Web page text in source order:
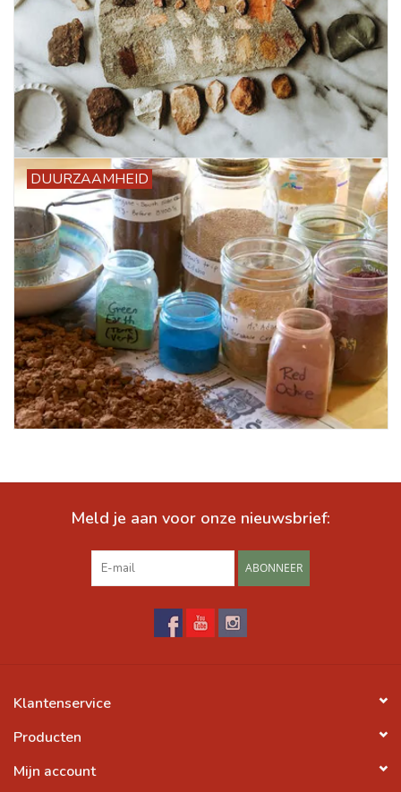
DUURZAAMHEID
Meld je aan voor onze nieuwsbrief:
ABONNEER
Klantenservice
Producten
Mijn account